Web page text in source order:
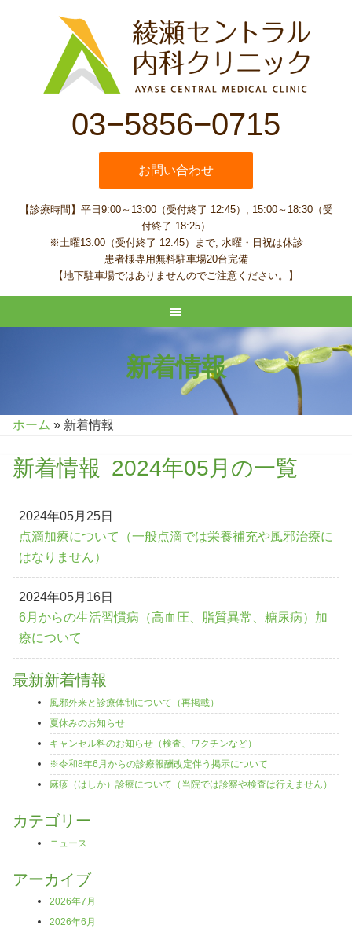
03−5856−0715
お問い合わせ
【診療時間】平日9:00～13:00（受付終了 12:45）, 15:00～18:30（受
付終了 18:25）
※土曜13:00（受付終了 12:45）まで, 水曜・日祝は休診
患者様専用無料駐車場20台完備
【地下駐車場ではありませんのでご注意ください。】
新着情報
ホーム » 新着情報
新着情報 2024年05月の一覧
2024年05月25日
点滴加療について（一般点滴では栄養補充や風邪治療に
はなりません）
2024年05月16日
6月からの生活習慣病（高血圧、脂質異常、糖尿病）加
療について
最新新着情報
風邪外来と診療体制について（再掲載）
夏休みのお知らせ
キャンセル料のお知らせ（検査、ワクチンなど）
※令和8年6月からの診療報酬改定伴う掲示について
麻疹（はしか）診療について（当院では診察や検査は行えません）
カテゴリー
ニュース
アーカイブ
2026年7月
2026年6月